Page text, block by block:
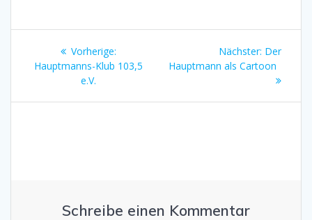
Beitragsnavigation
Vorherige:Vorheriger
Beitrag:
Hauptmanns-Klub 103,5
e.V.
Nächster: Nächster
Beitrag:
Der
Hauptmann als Cartoon
Schreibe einen Kommentar